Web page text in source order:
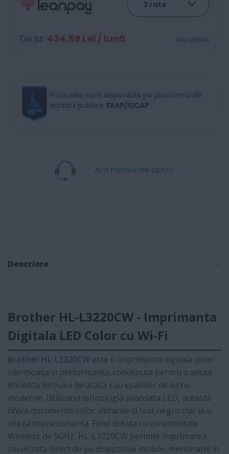
De la: 434.59 Lei / lună Vezi detalii
Produsele sunt disponibile pe platforma de
achizitii publice SEAP/SICAP
Am nevoie de ajutor
Descriere
Brother HL-L3220CW - Imprimanta
Digitala LED Color cu Wi-Fi
Brother HL-L3220CW este o imprimanta digitala color
silentioasa si performanta, conceputa pentru a aduce
eficienta biroului de acasa sau spatiilor de lucru
moderne. Utilizand tehnologia avansata LED, aceasta
ofera documente color vibrante si text negru clar la o
viteza impresionanta. Fiind dotata cu conectivitate
Wireless de 5GHz, HL-L3220CW permite imprimarea
securizata direct de pe dispozitive mobile, mentinand in